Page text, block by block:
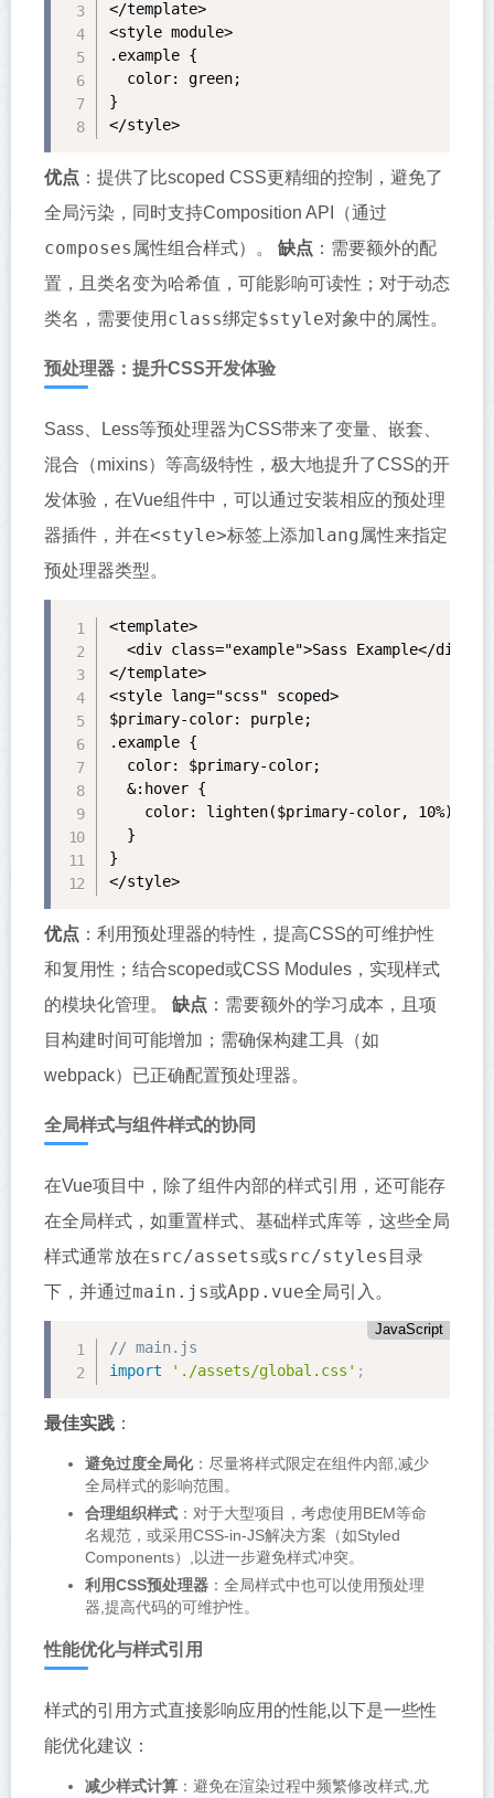
</template>
<style module>
.example {
  color: green;
}
</style>
优点 ：提供了比scoped CSS更精细的控制，避免了
全局污染，同时支持Composition API（通过
composes 属性组合样式）。 缺点 ：需要额外的配
置，且类名变为哈希值，可能影响可读性；对于动态
类名，需要使用 class绑定$style对象中的属性。
预处理器：提升CSS开发体验
Sass、Less等预处理器为CSS带来了变量、嵌套、
混合（mixins）等高级特性，极大地提升了CSS的开
发体验，在Vue组件中，可以通过安装相应的预处理
器插件，并在<style>标签上添加lang属性来指定
预处理器类型。
<template>
  <div class="example">Sass Example</div>
</template>
<style lang="scss" scoped>
$primary-color: purple;
.example {
  color: $primary-color;
  &:hover {
    color: lighten($primary-color, 10%);
  }
}
</style>
优点 ：利用预处理器的特性，提高CSS的可维护性
和复用性；结合scoped或CSS Modules，实现样式
的模块化管理。 缺点 ：需要额外的学习成本，且项
目构建时间可能增加；需确保构建工具（如
webpack）已正确配置预处理器。
全局样式与组件样式的协同
在Vue项目中，除了组件内部的样式引用，还可能存
在全局样式，如重置样式、基础样式库等，这些全局
样式通常放在src/assets或src/styles 目录
下，并通过main.js或App.vue全局引入。
JavaScript
// main.js
import
'./assets/global.css' ;
最佳实践 ：
避免过度全局化：尽量将样式限定在组件内部,减少
全局样式的影响范围。
合理组织样式：对于大型项目，考虑使用BEM等命
名规范，或采用CSS-in-JS解决方案（如Styled
Components）,以进一步避免样式冲突。
利用CSS预处理器：全局样式中也可以使用预处理
器,提高代码的可维护性。
性能优化与样式引用
样式的引用方式直接影响应用的性能,以下是一些性
能优化建议：
减少样式计算：避免在渲染过程中频繁修改样式,尤